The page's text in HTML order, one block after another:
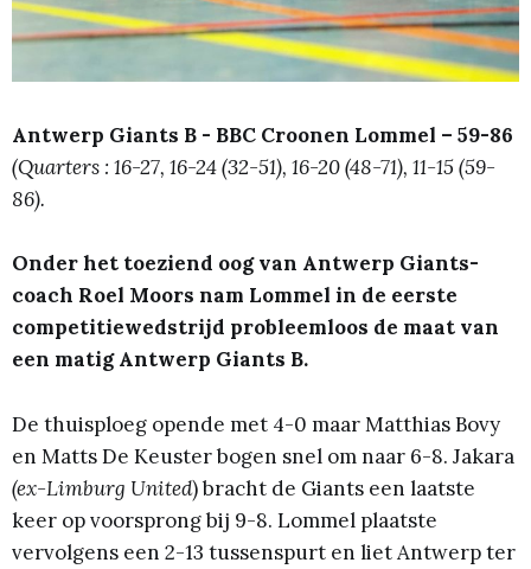
Antwerp Giants B - BBC Croonen Lommel – 59-86
(Quarters : 16-27, 16-24 (32-51), 16-20 (48-71), 11-15 (59-
86).
Onder het toeziend oog van Antwerp Giants-
coach Roel Moors nam Lommel in de eerste
competitiewedstrijd probleemloos de maat van
een matig Antwerp Giants B.
De thuisploeg opende met 4-0 maar Matthias Bovy
en Matts De Keuster bogen snel om naar 6-8. Jakara
(ex-Limburg United) bracht de Giants een laatste
keer op voorsprong bij 9-8. Lommel plaatste
vervolgens een 2-13 tussenspurt en liet Antwerp ter